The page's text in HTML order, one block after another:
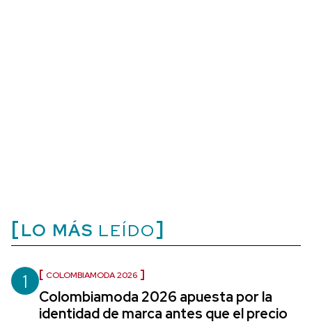
LO MÁS LEÍDO
1 COLOMBIAMODA 2026
Colombiamoda 2026 apuesta por la
identidad de marca antes que el precio